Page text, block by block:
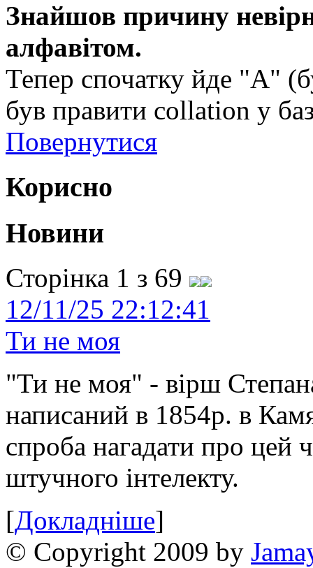
Знайшов причину
алфавітом.
Тепер спочатку йде "А"
був правити collation у
Повернутися
Корисно
Новини
Сторінка 1 з 69
12/11/25 22:12:41
Ти не моя
"Ти не моя" - вірш
написаний в 1854р. в
спроба нагадати про цей
штучного інтелекту.
[Докладніше]
© Copyright 2009 by